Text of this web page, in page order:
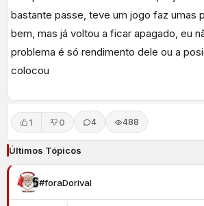
bastante passe, teve um jogo faz umas
bem, mas já voltou a ficar apagado, eu
problema é só rendimento dele ou a
colocou
1 0 4 488
Últimos Tópicos
#foraDorival